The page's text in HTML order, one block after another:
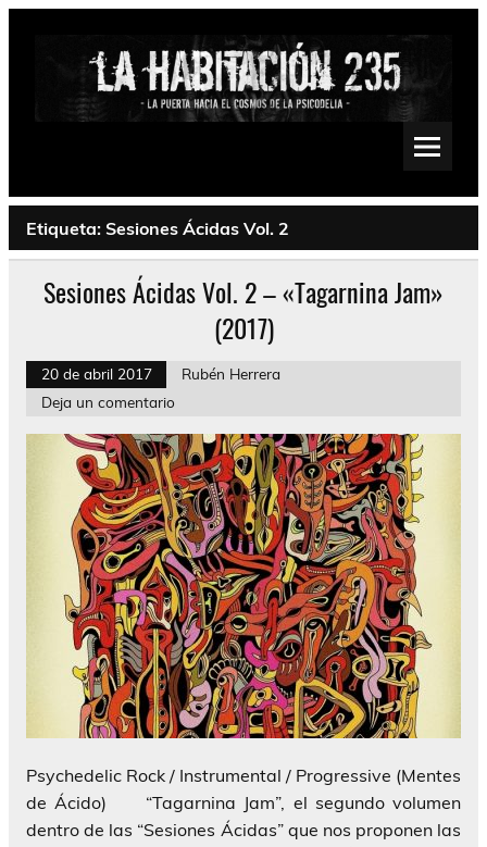
Saltar
Psychedelic, Stoner, Doom, Sludge, Fuzz, Space, Drone
Etiqueta: Sesiones Ácidas Vol. 2
Sesiones Ácidas Vol. 2 – «Tagarnina Jam»
(2017)
20 de abril 2017
Rubén Herrera
Deja un comentario
Psychedelic Rock / Instrumental / Progressive (Mentes
de Ácido) “Tagarnina Jam”, el segundo volumen
dentro de las “Sesiones Ácidas” que nos proponen las